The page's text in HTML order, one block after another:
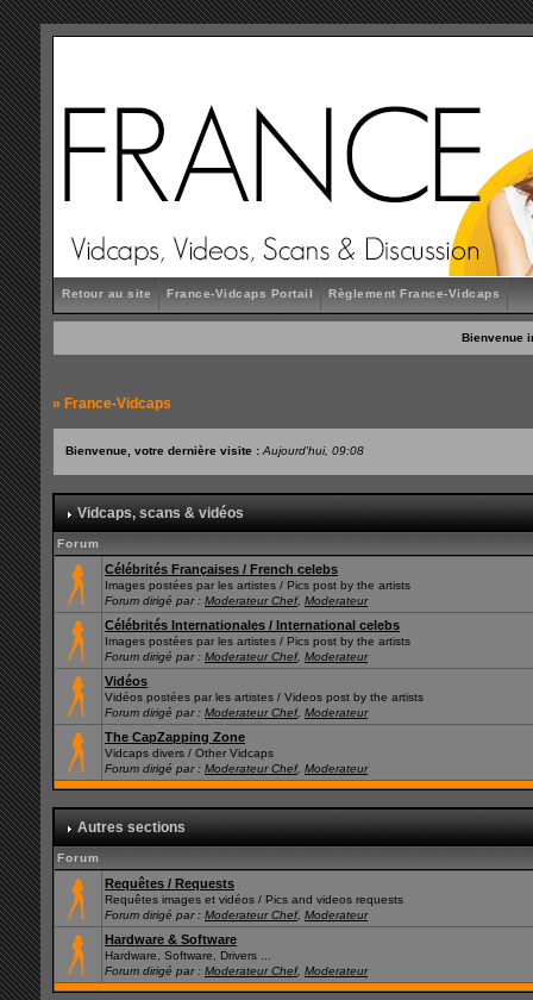
Retour au site France-Vidcaps Portail Règlement France-Vidcaps
Bienvenue
» France-Vidcaps
Bienvenue, votre dernière visite :Aujourd'hui, 09:08
Vidcaps, scans & vidéos
Forum
Célébrités Françaises / French celebs
Images postées par les artistes / Pics post by the artists
Forum dirigé par :Moderateur Chef,Moderateur
Célébrités Internationales / International celebs
Images postées par les artistes / Pics post by the artists
Forum dirigé par :Moderateur Chef,Moderateur
Vidéos
Vidéos postées par les artistes / Videos post by the artists
Forum dirigé par :Moderateur Chef,Moderateur
The CapZapping Zone
Vidcaps divers / Other Vidcaps
Forum dirigé par :Moderateur Chef,Moderateur
Autres sections
Forum
Requêtes / Requests
Requêtes images et vidéos / Pics and videos requests
Forum dirigé par :Moderateur Chef,Moderateur
Hardware & Software
Hardware, Software, Drivers ...
Forum dirigé par :Moderateur Chef,Moderateur